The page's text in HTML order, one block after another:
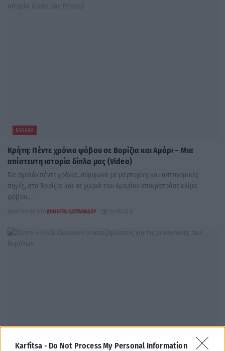
Karfitsa - Do Not Process My Personal Information
ΕΛΛΆΔΑ
Κρήτη: Πέντε χρόνια φόβου σε Βορίζια και Αμάρι – Μια
απίστευτη ιστορία δίπλα μας (Video)
Για σχεδόν πέντε χρόνια, σύμφωνα με μαρτυρίες και αστυνομικές
πηγές, στα Βορίζια και σε χωριά του Αμαρίου επικρατούσε κλίμα
φόβου,...
ΑΝΑΡΤΉΘΗΚΕ ΑΠΌ ΔΉΜΗΤΡΑ ΚΑΤΡΑΜΆΔΟΥ